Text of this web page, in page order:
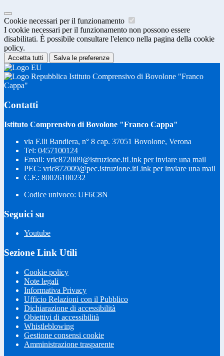
Cookie necessari per il funzionamento
I cookie necessari per il funzionamento non possono essere
disabilitati. È possibile consultare l'elenco nella pagina della cookie
policy.
Accetta tutti Salva le preferenze
Istituto Comprensivo di Bovolone "Franco
Cappa"
Contatti
Istituto Comprensivo di Bovolone "Franco Cappa"
via F.lli Bandiera, n° 8 cap. 37051 Bovolone, Verona
Tel: 0457100124
Email: vric872009@istruzione.itLink per inviare una mail
PEC: vric872009@pec.istruzione.itLink per inviare una mail
C.F.: 80026100232
Codice univoco: UF6C8N
Seguici su
Youtube
Sezione Link Utili
Cookie policy
Note legali
Informativa Privacy
Ufficio Relazioni con il Pubblico
Dichiarazione di accessibilità
Obiettivi di accessibilità
Whistleblowing
Gestione consensi cookie
Amministrazione trasparente